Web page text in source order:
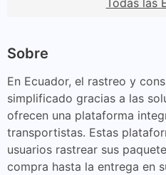
Sobre
En Ecuador, el rastreo y
simplificado gracias a las
ofrecen una plataforma
transportistas. Estas
usuarios rastrear sus
compra hasta la entrega en